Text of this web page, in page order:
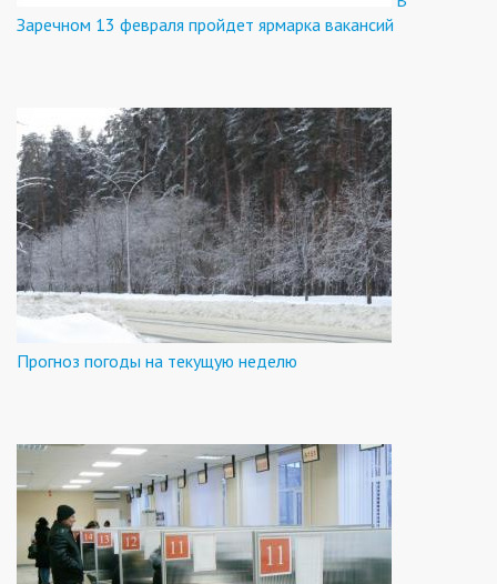
Заречном 13 февраля пройдет ярмарка вакансий
Прогноз погоды на текущую неделю